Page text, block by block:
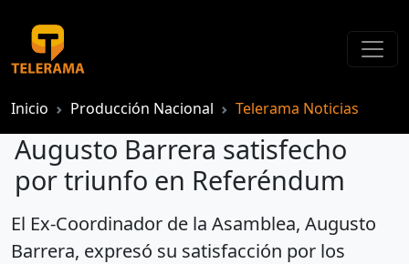
Inicio Producción Nacional Telerama Noticias
Augusto Barrera satisfecho
por triunfo en Referéndum
Augusto Barrera satisfecho por triunfo en Referéndum
El Ex-Coordinador de la Asamblea, Augusto
Barrera, expresó su satisfacción por los